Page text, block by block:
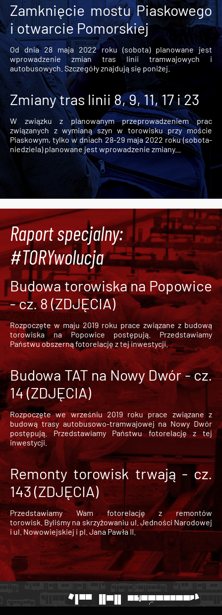
Zamknięcie mostu Piaskowego
i otwarcie Pomorskiej
Od dnia 28 maja 2022 roku (sobota) planowane jest
wprowadzenie zmian tras linii tramwajowych i
autobusowych. Szczegóły znajdują się poniżej.
Zmiany tras linii 8, 9, 11, 17 i 23
W związku z planowanym przeprowadzeniem prac
związanych z wymianą szyn w torowisku przy moście
Piaskowym, tylko w dniach 28-29 maja 2022 roku (sobota-
niedziela) planowane jest wprowadzenie zmiany...
Raport specjalny:
#TORYwolucja
Budowa torowiska na Popowice
- cz. 8 (ZDJĘCIA)
Rozpoczęte w maju 2019 roku prace związane z budową
torowiska na Popowice
postępują. Przedstawiamy
Państwu obszerną fotorelację z tej inwestycji.
Budowa TAT na Nowy Dwór - cz.
14 (ZDJĘCIA)
Rozpoczęte we wrześniu 2019 roku prace związane z
budową trasy autobusowo-tramwajowej na Nowy Dwór
postępują. Przedstawiamy Państwu fotorelację z tej
inwestycji.
Remonty torowisk trwają - cz.
143 (ZDJĘCIA)
Przedstawiamy Wam fotorelację z remontów
torowisk. Byliśmy na skrzyżowaniu ul. Jedności Narodowej
i ul. Nowowiejskiej i pl. Jana Pawła II.